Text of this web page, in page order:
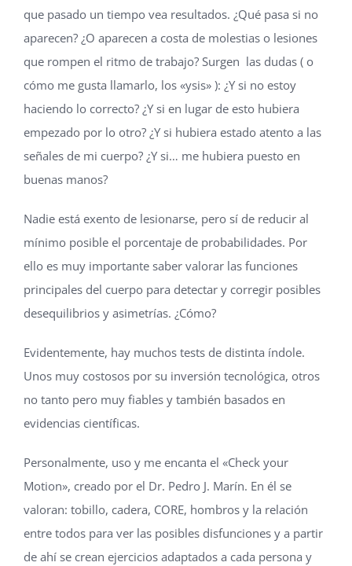
que pasado un tiempo vea resultados. ¿Qué pasa si no
aparecen? ¿O aparecen a costa de molestias o lesiones
que rompen el ritmo de trabajo? Surgen las dudas ( o
cómo me gusta llamarlo, los «ysis» ): ¿Y si no estoy
haciendo lo correcto? ¿Y si en lugar de esto hubiera
empezado por lo otro? ¿Y si hubiera estado atento a las
señales de mi cuerpo? ¿Y si… me hubiera puesto en
buenas manos?
Nadie está exento de lesionarse, pero sí de reducir al
mínimo posible el porcentaje de probabilidades. Por
ello es muy importante saber valorar las funciones
principales del cuerpo para detectar y corregir posibles
desequilibrios y asimetrías. ¿Cómo?
Evidentemente, hay muchos tests de distinta índole.
Unos muy costosos por su inversión tecnológica, otros
no tanto pero muy fiables y también basados en
evidencias científicas.
Personalmente, uso y me encanta el «Check your
Motion», creado por el Dr. Pedro J. Marín. En él se
valoran: tobillo, cadera, CORE, hombros y la relación
entre todos para ver las posibles disfunciones y a partir
de ahí se crean ejercicios adaptados a cada persona y